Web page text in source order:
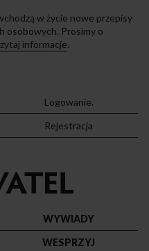
w życie nowe przepisy
osobowych. Prosimy o
informacje.
Logowanie.
Rejestracja
strony
WYWIADY
WESPRZYJ